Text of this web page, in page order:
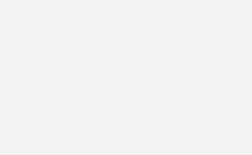
werden. Die Umsetzung des
von 450 Millionen
die Gruppe mittelfristig einen